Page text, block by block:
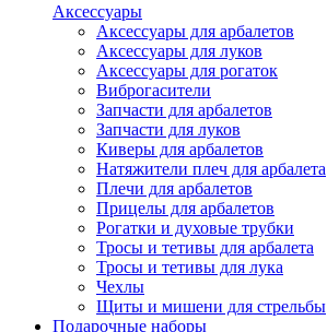
Аксессуары
Аксессуары для арбалетов
Аксессуары для луков
Аксессуары для рогаток
Виброгасители
Запчасти для арбалетов
Запчасти для луков
Киверы для арбалетов
Натяжители плеч для арбалета
Плечи для арбалетов
Прицелы для арбалетов
Рогатки и духовые трубки
Тросы и тетивы для арбалета
Тросы и тетивы для лука
Чехлы
Щиты и мишени для стрельбы
Подарочные наборы